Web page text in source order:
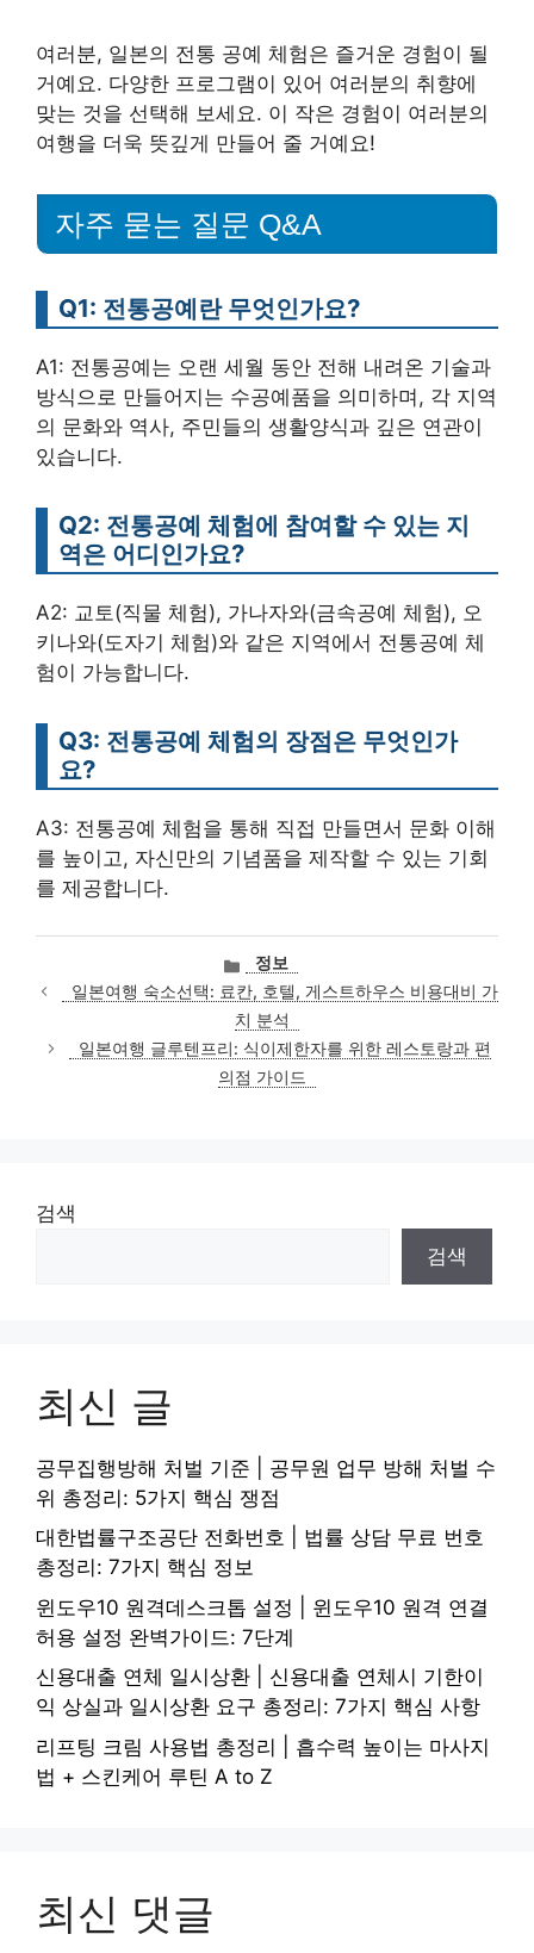
여러분, 일본의 전통 공예 체험은 즐거운 경험이 될
거예요. 다양한 프로그램이 있어 여러분의 취향에
맞는 것을 선택해 보세요. 이 작은 경험이 여러분의
여행을 더욱 뜻깊게 만들어 줄 거예요!
자주 묻는 질문 Q&A
Q1: 전통공예란 무엇인가요?
A1: 전통공예는 오랜 세월 동안 전해 내려온 기술과
방식으로 만들어지는 수공예품을 의미하며, 각 지역
의 문화와 역사, 주민들의 생활양식과 깊은 연관이
있습니다.
Q2: 전통공예 체험에 참여할 수 있는 지
역은 어디인가요?
A2: 교토(직물 체험), 가나자와(금속공예 체험), 오
키나와(도자기 체험)와 같은 지역에서 전통공예 체
험이 가능합니다.
Q3: 전통공예 체험의 장점은 무엇인가
요?
A3: 전통공예 체험을 통해 직접 만들면서 문화 이해
를 높이고, 자신만의 기념품을 제작할 수 있는 기회
를 제공합니다.
카
테
고
리
정보
일본여행 숙소선택: 료칸, 호텔, 게스트하우스 비용대비 가
치 분석
일본여행 글루텐프리: 식이제한자를 위한 레스토랑과 편
의점 가이드
검색
검색
최신 글
공무집행방해 처벌 기준 | 공무원 업무 방해 처벌 수
위 총정리: 5가지 핵심 쟁점
대한법률구조공단 전화번호 | 법률 상담 무료 번호
총정리: 7가지 핵심 정보
윈도우10 원격데스크톱 설정 | 윈도우10 원격 연결
허용 설정 완벽가이드: 7단계
신용대출 연체 일시상환 | 신용대출 연체시 기한이
익 상실과 일시상환 요구 총정리: 7가지 핵심 사항
리프팅 크림 사용법 총정리 | 흡수력 높이는 마사지
법 + 스킨케어 루틴 A to Z
최신 댓글